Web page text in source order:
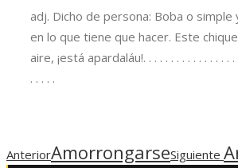
adj. Dicho de persona: Boba o simple
en lo que tiene que hacer. Este
aire, ¡está apardaláu!. . . . . . . . . . . . . . . . .
. . . . .
AnteriorAmorrongarseSiguiente
Necesarias
cookies no
son
funcione la